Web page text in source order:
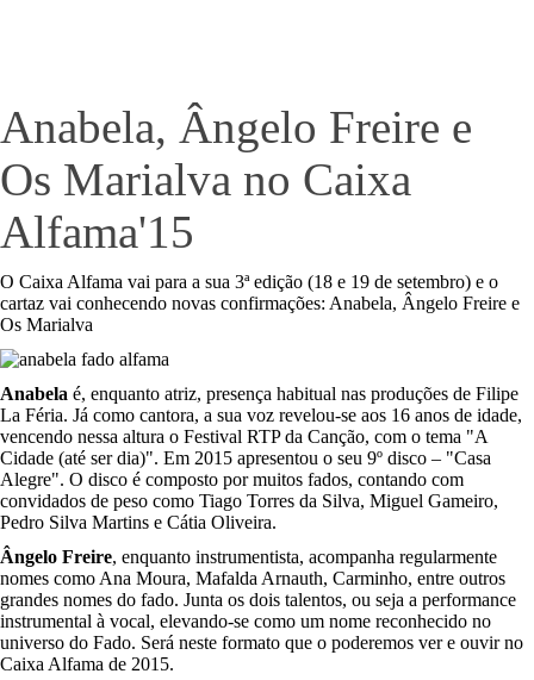
Anabela, Ângelo Freire e
Os Marialva no Caixa
Alfama'15
O Caixa Alfama vai para a sua 3ª edição (18 e 19 de setembro) e o
cartaz vai conhecendo novas confirmações: Anabela, Ângelo Freire e
Os Marialva
Anabela é, enquanto atriz, presença habitual nas produções de Filipe
La Féria. Já como cantora, a sua voz revelou-se aos 16 anos de idade,
vencendo nessa altura o Festival RTP da Canção, com o tema "A
Cidade (até ser dia)". Em 2015 apresentou o seu 9º disco – "Casa
Alegre". O disco é composto por muitos fados, contando com
convidados de peso como Tiago Torres da Silva, Miguel Gameiro,
Pedro Silva Martins e Cátia Oliveira.
Ângelo Freire, enquanto instrumentista, acompanha regularmente
nomes como Ana Moura, Mafalda Arnauth, Carminho, entre outros
grandes nomes do fado. Junta os dois talentos, ou seja a performance
instrumental à vocal, elevando-se como um nome reconhecido no
universo do Fado. Será neste formato que o poderemos ver e ouvir no
Caixa Alfama de 2015.